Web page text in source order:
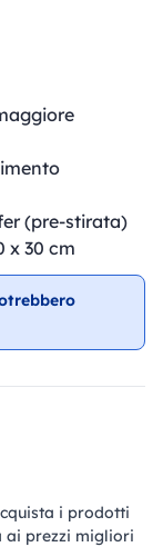
(pre-stirata)
x 30 cm
i prodotti
ai prezzi migliori